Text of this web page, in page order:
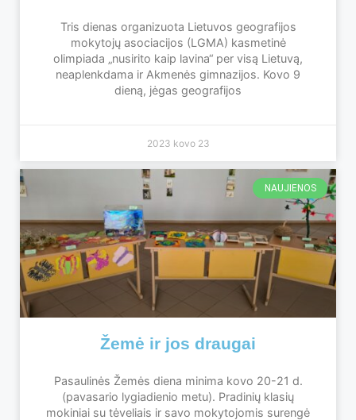
Tris dienas organizuota Lietuvos geografijos
mokytojų asociacijos (LGMA) kasmetinė
olimpiada „nusirito kaip lavina“ per visą Lietuvą,
neaplenkdama ir Akmenės gimnazijos. Kovo 9
dieną, jėgas geografijos
2023 kovo 23
NAUJIENOS
Žemė ir jos draugai
Pasaulinės Žemės diena minima kovo 20-21 d.
(pavasario lygiadienio metu). Pradinių klasių
mokiniai su tėveliais ir savo mokytojomis surengė